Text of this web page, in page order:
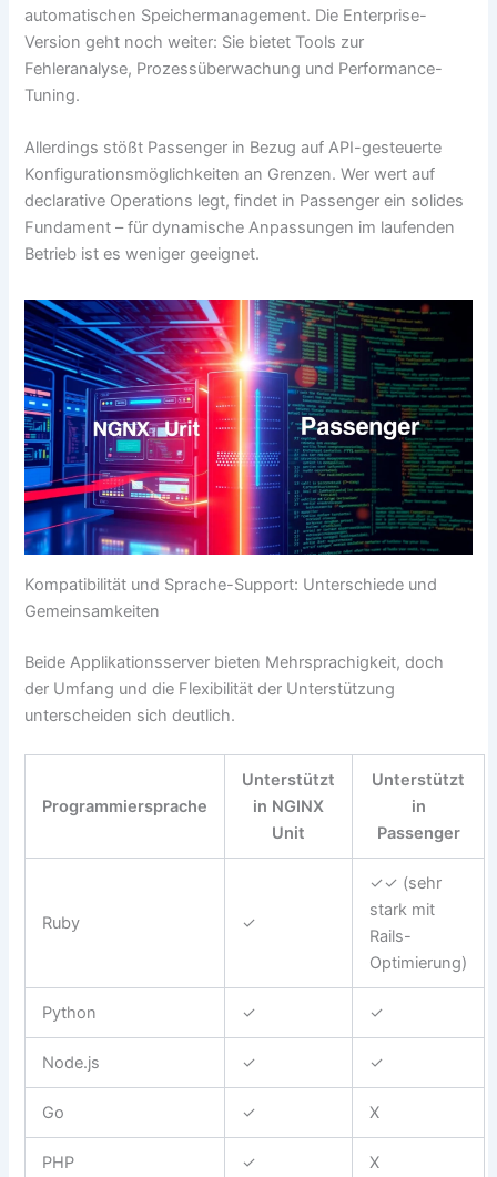
automatischen Speichermanagement. Die Enterprise-
Version geht noch weiter: Sie bietet Tools zur
Fehleranalyse, Prozessüberwachung und Performance-
Tuning.
Allerdings stößt Passenger in Bezug auf API-gesteuerte
Konfigurationsmöglichkeiten an Grenzen. Wer wert auf
declarative Operations legt, findet in Passenger ein solides
Fundament – für dynamische Anpassungen im laufenden
Betrieb ist es weniger geeignet.
Kompatibilität und Sprache-Support: Unterschiede und
Gemeinsamkeiten
Beide Applikationsserver bieten Mehrsprachigkeit, doch
der Umfang und die Flexibilität der Unterstützung
unterscheiden sich deutlich.
Programmiersprache
Unterstützt
in NGINX
Unit
Unterstützt
in
Passenger
Ruby ✓
✓✓ (sehr
stark mit
Rails-
Optimierung)
Python ✓ ✓
Node.js ✓ ✓
Go ✓ X
PHP ✓ X